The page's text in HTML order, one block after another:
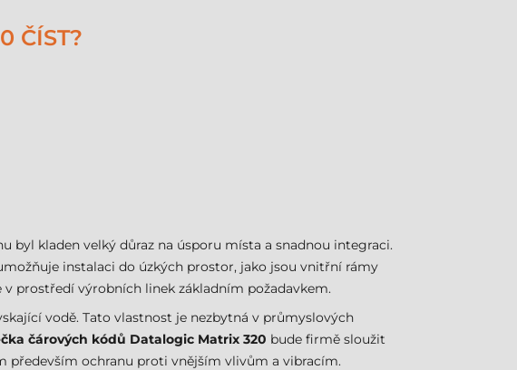
ČÍST?
byl kladen velký důraz na úsporu místa a snadnou integraci.
instalaci do úzkých prostor, jako jsou vnitřní rámy
prostředí výrobních linek základním požadavkem.
vodě. Tato vlastnost je nezbytná v průmyslových
čárových kódů Datalogic Matrix 320 bude firmě sloužit
především ochranu proti vnějším vlivům a vibracím.